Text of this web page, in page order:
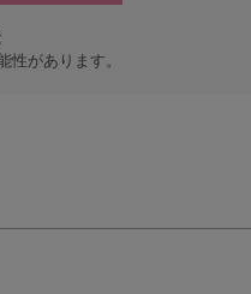
があります。